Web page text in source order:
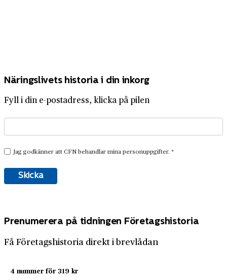
Näringslivets historia i din inkorg
Fyll i din e-postadress, klicka på pilen
Prenumerera på tidningen Företagshistoria
Få Företagshistoria direkt i brevlådan
4 nummer för 319 kr